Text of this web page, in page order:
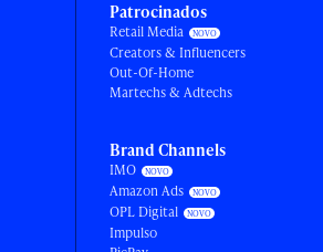
Patrocinados
Retail Media
Creators & Influencers
Out-Of-Home
Martechs & Adtechs
Brand Channels
IMO
Amazon Ads
OPL Digital
Impulso